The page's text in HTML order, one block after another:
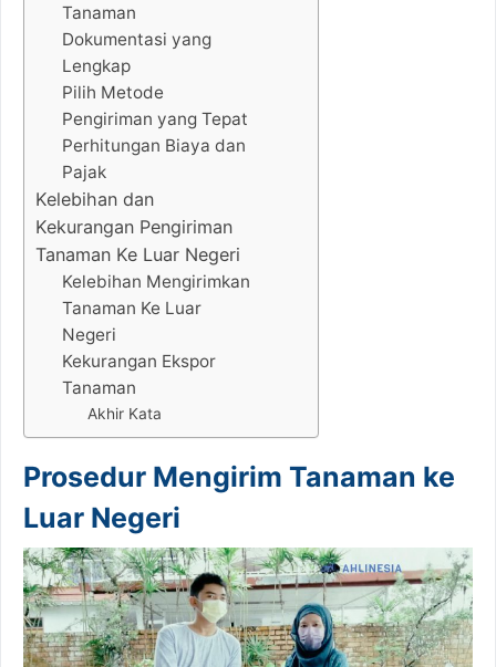
Tanaman
Dokumentasi yang
Lengkap
Pilih Metode
Pengiriman yang Tepat
Perhitungan Biaya dan
Pajak
Kelebihan dan
Kekurangan Pengiriman
Tanaman Ke Luar Negeri
Kelebihan Mengirimkan
Tanaman Ke Luar
Negeri
Kekurangan Ekspor
Tanaman
Akhir Kata
Prosedur Mengirim Tanaman ke
Luar Negeri